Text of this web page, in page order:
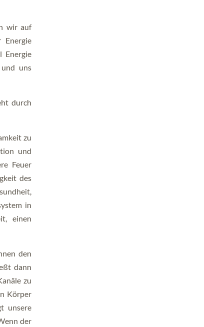
wir auf
Energie
uns
durch
zu
und
Feuer
des
in
einen
den
dann
zu
Körper
unsere
der